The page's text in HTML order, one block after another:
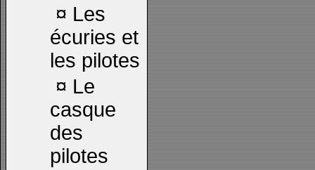
¤ Les
écuries et
les pilotes
¤ Le
casque
des
pilotes